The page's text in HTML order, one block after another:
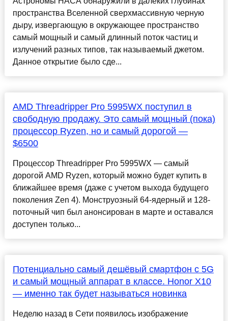
пространства Вселенной сверхмассивную черную
дыру, извергающую в окружающее пространство
самый мощный и самый длинный поток частиц и
излучений разных типов, так называемый джетом.
Данное открытие было сде...
AMD Threadripper Pro 5995WX поступил в
свободную продажу. Это самый мощный (пока)
процессор Ryzen, но и самый дорогой —
$6500
Процессор Threadripper Pro 5995WX — самый
дорогой AMD Ryzen, который можно будет купить в
ближайшее время (даже с учетом выхода будущего
поколения Zen 4). Монструозный 64-ядерный и 128-
поточный чип был анонсирован в марте и оставался
доступен только...
Потенциально самый дешёвый смартфон с 5G
и самый мощный аппарат в классе. Honor X10
— именно так будет называться новинка
Неделю назад в Сети появилось изображение